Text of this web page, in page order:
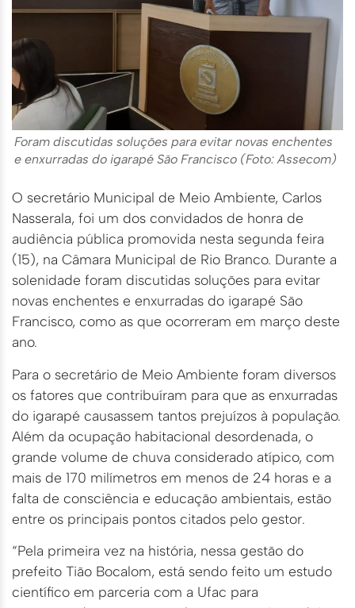
Foram discutidas soluções para evitar novas enchentes
e enxurradas do igarapé São Francisco (Foto: Assecom)
O secretário Municipal de Meio Ambiente, Carlos
Nasserala, foi um dos convidados de honra de
audiência pública promovida nesta segunda feira
(15), na Câmara Municipal de Rio Branco. Durante a
solenidade foram discutidas soluções para evitar
novas enchentes e enxurradas do igarapé São
Francisco, como as que ocorreram em março deste
ano.
Para o secretário de Meio Ambiente foram diversos
os fatores que contribuíram para que as enxurradas
do igarapé causassem tantos prejuízos à população.
Além da ocupação habitacional desordenada, o
grande volume de chuva considerado atípico, com
mais de 170 milímetros em menos de 24 horas e a
falta de consciência e educação ambientais, estão
entre os principais pontos citados pelo gestor.
“Pela primeira vez na história, nessa gestão do
prefeito Tião Bocalom, está sendo feito um estudo
científico em parceria com a Ufac para